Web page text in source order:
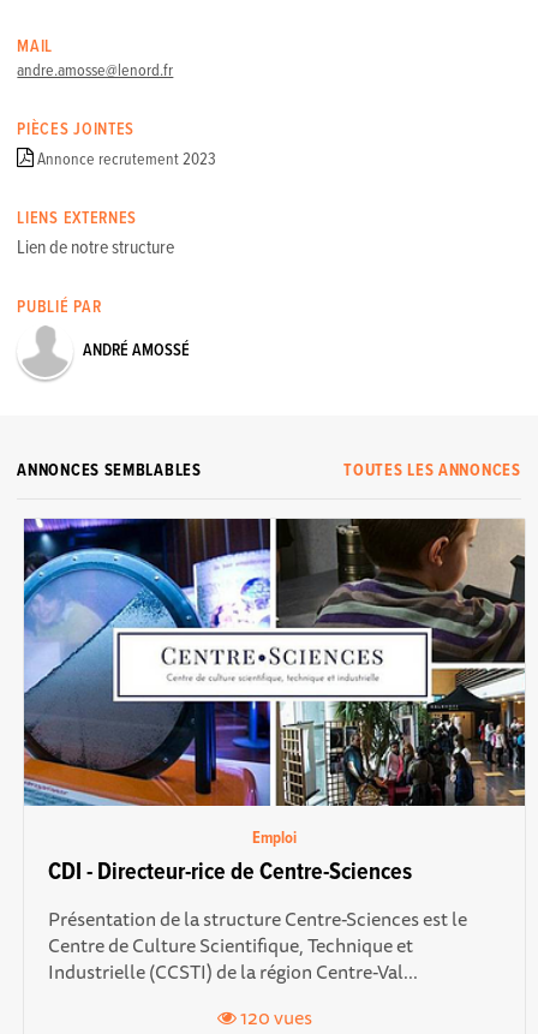
MAIL
andre.amosse@lenord.fr
PIÈCES JOINTES
Annonce recrutement 2023
LIENS EXTERNES
Lien de notre structure
PUBLIÉ PAR
ANDRÉ AMOSSÉ
TOUTES LES ANNONCES
ANNONCES SEMBLABLES
Emploi
CDI - Directeur-rice de Centre-Sciences
Présentation de la structure Centre-Sciences est le
Centre de Culture Scientifique, Technique et
Industrielle (CCSTI) de la région Centre-Val...
120 vues